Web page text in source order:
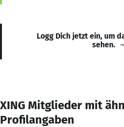
Logg Dich jetzt ein, um
sehen.
XING Mitglieder mit
Profilangaben